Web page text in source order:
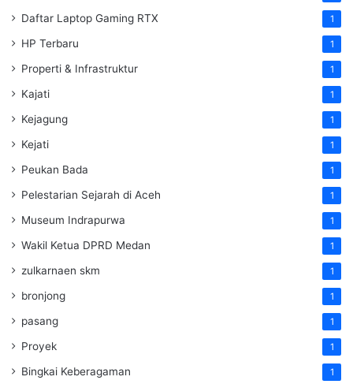
Daftar Laptop Gaming RTX 1
HP Terbaru 1
Properti & Infrastruktur 1
Kajati 1
Kejagung 1
Kejati 1
Peukan Bada 1
Pelestarian Sejarah di Aceh 1
Museum Indrapurwa 1
Wakil Ketua DPRD Medan 1
zulkarnaen skm 1
bronjong 1
pasang 1
Proyek 1
Bingkai Keberagaman 1